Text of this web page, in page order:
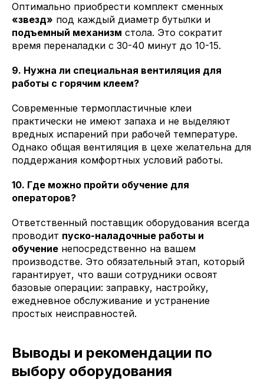
Оптимально приобрести комплект сменных
«звезд» под каждый диаметр бутылки и
подъемный механизм стола. Это сократит
время переналадки с 30-40 минут до 10-15.
9. Нужна ли специальная вентиляция для
работы с горячим клеем?
Современные термопластичные клеи
практически не имеют запаха и не выделяют
вредных испарений при рабочей температуре.
Однако общая вентиляция в цехе желательна для
поддержания комфортных условий работы.
10. Где можно пройти обучение для
операторов?
Ответственный поставщик оборудования всегда
проводит пуско-наладочные работы и
обучение непосредственно на вашем
производстве. Это обязательный этап, который
гарантирует, что ваши сотрудники освоят
базовые операции: заправку, настройку,
ежедневное обслуживание и устранение
простых неисправностей.
Выводы и рекомендации по
выбору оборудования